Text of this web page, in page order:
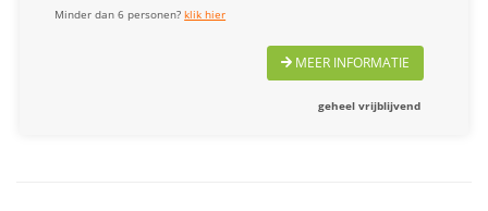
Minder dan 6 personen?klik hier
MEER INFORMATIE
geheel vrijblijvend